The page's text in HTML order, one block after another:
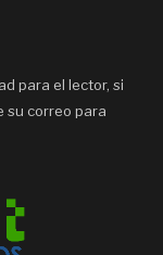
para el lector, si
su correo para